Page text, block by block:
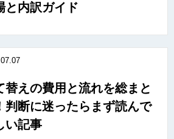
と内訳ガイド
替えの費用と流れを総まと
判断に迷ったらまず読んで
い記事